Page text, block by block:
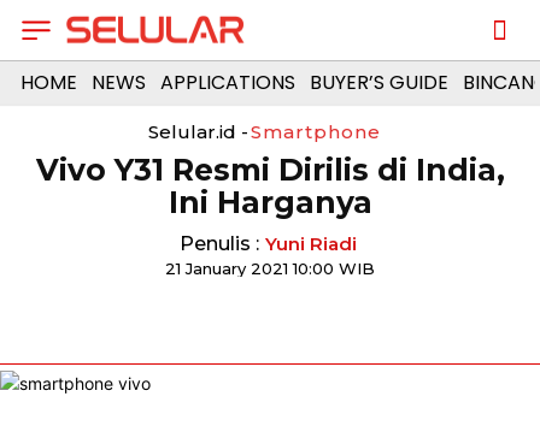
HOME NEWS APPLICATIONS BUYER’S GUIDE
Selular.id -Smartphone
Vivo Y31 Resmi Dirilis di India,
Ini Harganya
Penulis : Yuni Riadi
21 January 2021 10:00 WIB